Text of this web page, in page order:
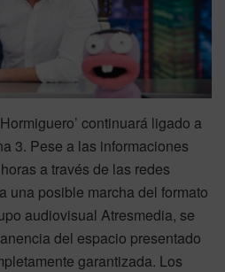
continuará ligado a
3. Pese a las informaciones
a través de las redes
una posible marcha del formato
audiovisual Atresmedia, se
del espacio presentado
garantizada. Los